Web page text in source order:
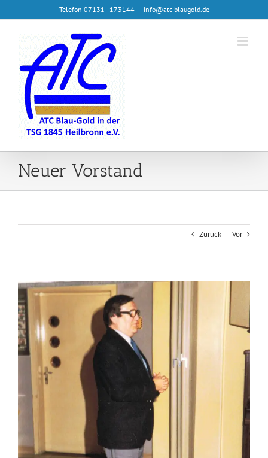
Inhalt
Telefon 07131 - 173144 | info@atc-blaugold.de
Neuer Vorstand
Zurück Vor
Zeige
grösseres
Bild